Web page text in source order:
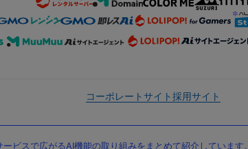
コーポレートサイト採用サイト
ビスで広がるAI機能の取り組みをまとめて紹介しています。